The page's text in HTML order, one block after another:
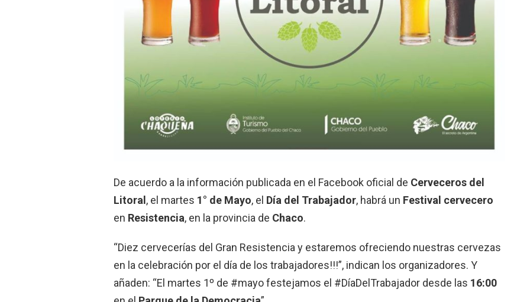
De acuerdo a la información publicada en el Facebook oficial de Cerveceros del
Litoral , el martes 1° de Mayo, el Día del Trabajador, habrá un Festival cervecero
en Resistencia, en la provincia de Chaco.
“Diez cervecerías del Gran Resistencia y estaremos ofreciendo nuestras cervezas
en la celebración por el día de los trabajadores!!!”, indican los organizadores. Y
añaden: “El martes 1º de #mayo festejamos el #DíaDelTrabajador desde las 16:00